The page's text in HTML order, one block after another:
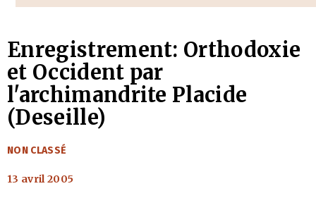
Enregistrement: Orthodoxie
et Occident par
l'archimandrite Placide
(Deseille)
CATÉGORIES
NON CLASSÉ
13 avril 2005